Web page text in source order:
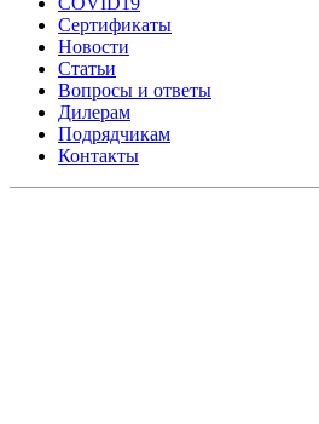
Сертификаты
Новости
Статьи
Вопросы и ответы
Дилерам
Подрядчикам
Контакты